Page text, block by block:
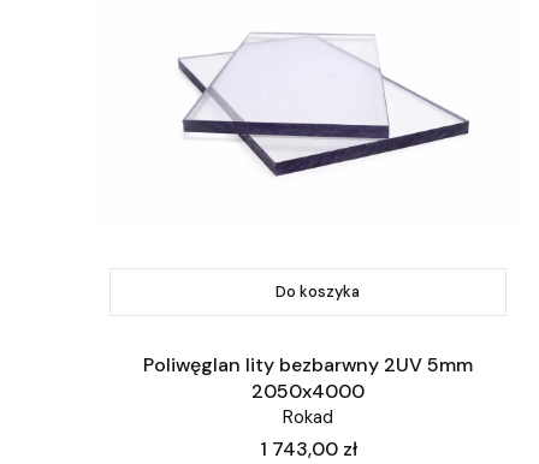
Do koszyka
Poliwęglan lity bezbarwny 2UV 5mm
2050x4000
Rokad
Cena
1 743,00 zł